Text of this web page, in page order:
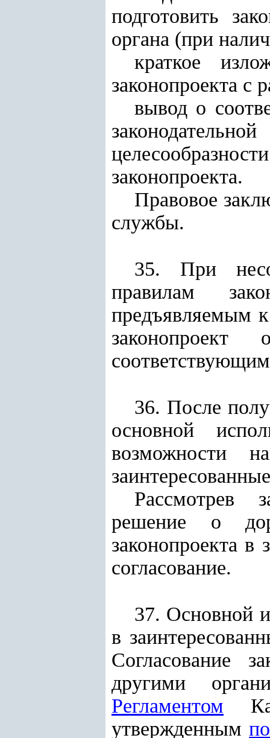
подготовить
органа (при
краткое
законопроекта с
вывод о
законопроекта.
Правовое
службы.
35. При
правилам
предъявляемым
36. После
основной
возможности
Рассмотрев
решение о
законопроекта в
согласование.
37. Основной
в
Согласование
другими
Регламентом
утвержденным